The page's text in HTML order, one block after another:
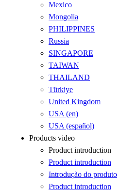
Mexico
Mongolia
PHILIPPINES
Russia
SINGAPORE
TAIWAN
THAILAND
Türkiye
United Kingdom
USA (en)
USA (español)
Products video
Product introduction
Product introduction
Introdução do produto
Product introduction